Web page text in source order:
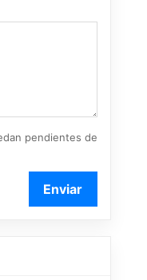
pendientes de
Enviar